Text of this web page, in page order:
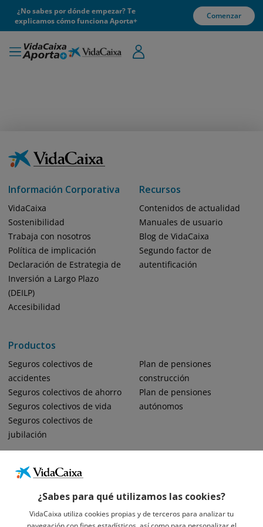
¿Sabes para qué utilizamos las cookies?
VidaCaixa utiliza cookies propias y de terceros para analizar tu
¿No sabes por dónde empezar? Te
explicamos cómo funciona Aporta+
Comenzar
Información Corporativa
VidaCaixa
Sostenibilidad
Trabaja con nosotros
Política de implicación
Declaración de Estrategia de
Inversión a Largo Plazo
(DEILP)
Accesibilidad
Productos
Seguros colectivos de
accidentes
Seguros colectivos de ahorro
Seguros colectivos de vida
Seguros colectivos de
jubilación
Plan de pensiones
construcción
Plan de pensiones
autónomos
Recursos
Contenidos de actualidad
Manuales de usuario
Blog de VidaCaixa
Segundo factor de
autentificación